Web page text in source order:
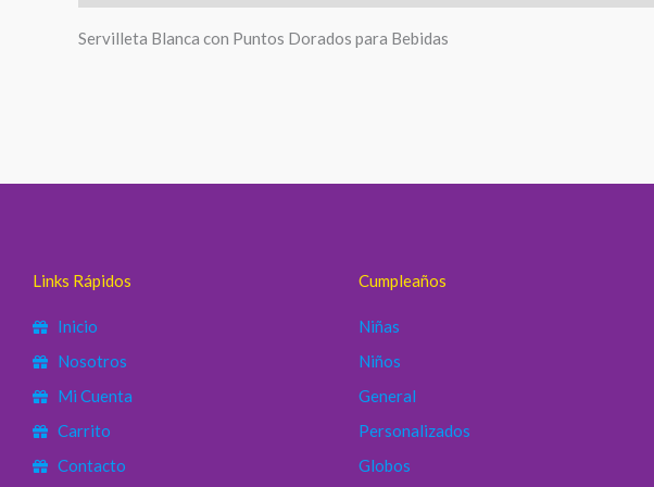
Servilleta Blanca con Puntos Dorados para Bebidas
Links Rápidos
Inicio
Nosotros
Mi Cuenta
Carrito
Contacto
Cumpleaños
Niñas
Niños
General
Personalizados
Globos